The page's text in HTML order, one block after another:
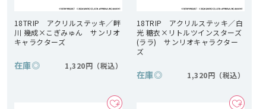
18TRIP アクリルステッキ／畔
川 幾成×こぎみゅん サンリオ
キャラクターズ
在庫◎ 1,320円
18TRIP アクリルステッキ／白
光 糖衣×リトルツインスターズ
(ララ) サンリオキャラクター
ズ
在庫◎ 1,320円